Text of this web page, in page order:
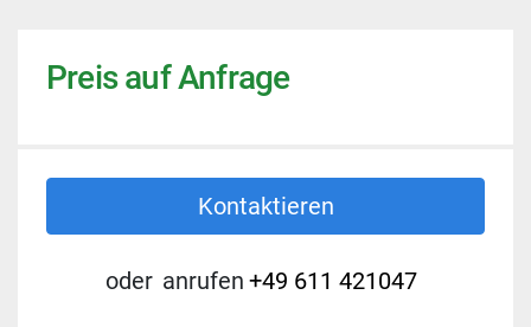
Preis auf Anfrage
Kontaktieren
oder anrufen +49 611 421047